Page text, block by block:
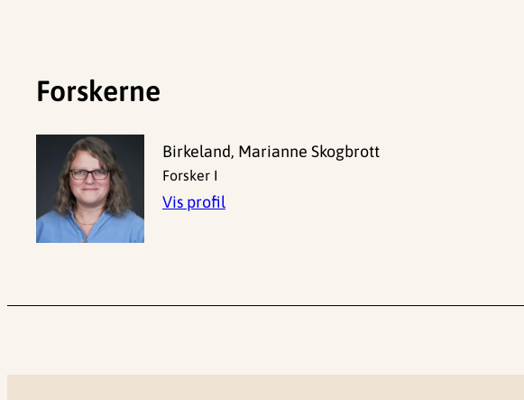
Forskerne
Birkeland, Marianne Skogbrott
Forsker I
Vis profil